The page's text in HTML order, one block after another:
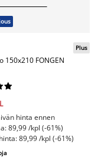
150x210 FONGEN
Plus


hinta ennen
89,99 /kpl (-61%)
89,99 /kpl (-61%)